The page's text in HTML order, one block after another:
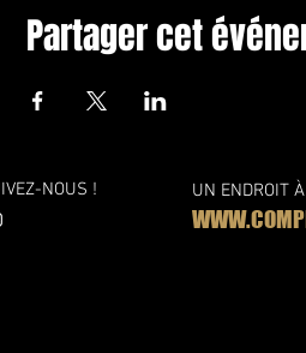
Partager cet
NOUS ! UN ENDROIT